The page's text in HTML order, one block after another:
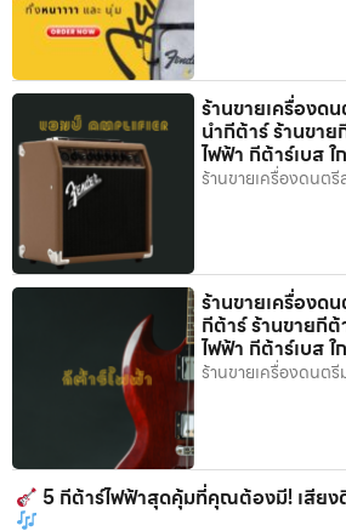
ร้านขายเครื่องด
นำกีต้าร์ ร้านขาย
ไฟฟ้า กีต้าร์เบส
ร้านขายเครื่องดนต
ร้านขายเครื่องด
กีต้าร์ ร้านขายกีต้
ไฟฟ้า กีต้าร์เบส
ร้านขายเครื่องดนต
5 กีต้าร์ไฟฟ้าสุดคุ้มที่คุณต้องมี! เสียงดี